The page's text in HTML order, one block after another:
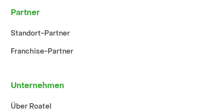
Partner
Standort-Partner
Franchise-Partner
Unternehmen
Über Roatel